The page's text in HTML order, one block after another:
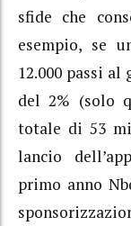
sfide che
esempio, se
12.000 passi
del 2% (solo
totale di 53
lancio
primo anno